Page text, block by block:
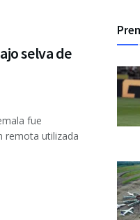
selva de
fue
remota utilizada